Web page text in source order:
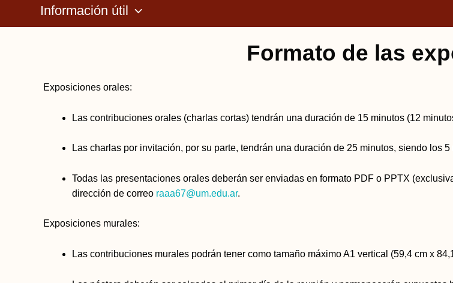
Información útil
Formato de las
Exposiciones orales:
Las contribuciones orales (charlas cortas) tendrán una duración de 15 minutos (12
Las charlas por invitación, por su parte, tendrán una duración de 25 minutos, siendo los
Todas las presentaciones orales deberán ser enviadas en formato PDF o PPTX
dirección de correo raaa67@um.edu.ar.
Exposiciones murales:
Las contribuciones murales podrán tener como tamaño máximo A1 vertical (59,4 cm x